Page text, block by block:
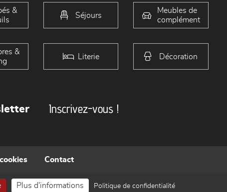
&
Séjours
Meubles de
complément
&
Literie Décoration
Inscrivez-vous !
Contact
Plus d'informations Politique de confidentialité